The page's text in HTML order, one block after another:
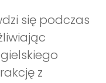
się podczas
z